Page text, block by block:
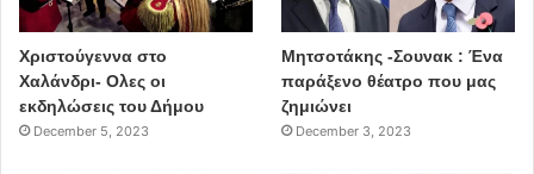
Χριστούγεννα στο
Χαλάνδρι- Ολες οι
εκδηλώσεις του Δήμου
December 5, 2023
Μητσοτάκης -Σουνακ : Ένα
παράξενο θέατρο που μας
ζημιώνει
December 3, 2023